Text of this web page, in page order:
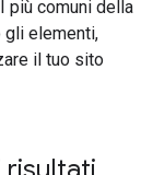
più comuni della
gli elementi,
il tuo sito